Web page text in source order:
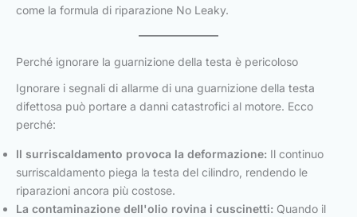
come la formula di riparazione No Leaky.
Perché ignorare la guarnizione della testa è pericoloso
Ignorare i segnali di allarme di una guarnizione della testa
difettosa può portare a danni catastrofici al motore. Ecco
perché:
Il surriscaldamento provoca la deformazione: Il continuo
surriscaldamento piega la testa del cilindro, rendendo le
riparazioni ancora più costose.
La contaminazione dell'olio rovina i cuscinetti: Quando il